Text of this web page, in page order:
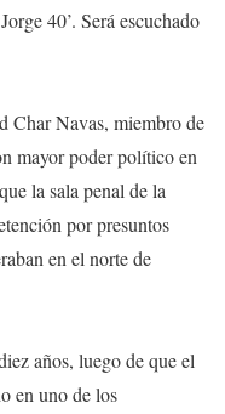
40’. Será escuchado
Char Navas, miembro de
mayor poder político en
la sala penal de la
por presuntos
en el norte de
años, luego de que el
en uno de los